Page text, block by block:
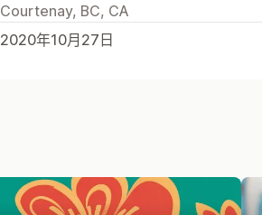
Courtenay, BC, CA
2020年10月27日